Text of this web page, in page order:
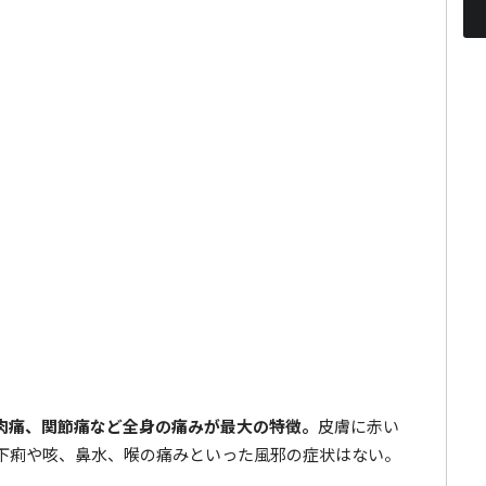
、関節痛など全身の痛みが最大の特徴。 皮膚に赤い
や咳、鼻水、喉の痛みといった風邪の症状はない。